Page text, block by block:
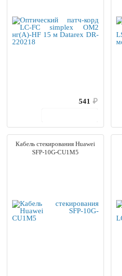
541 ₽
Кабель стекирования Huawei
SFP-10G-CU1M5